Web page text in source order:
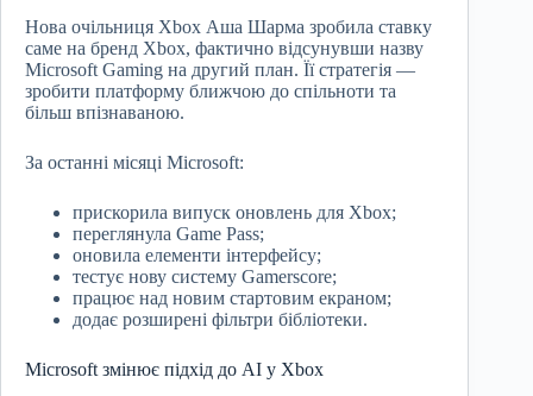
Нова очільниця Xbox Аша Шарма зробила ставку
саме на бренд Xbox, фактично відсунувши назву
Microsoft Gaming на другий план. Її стратегія —
зробити платформу ближчою до спільноти та
більш впізнаваною.
За останні місяці Microsoft:
прискорила випуск оновлень для Xbox;
переглянула Game Pass;
оновила елементи інтерфейсу;
тестує нову систему Gamerscore;
працює над новим стартовим екраном;
додає розширені фільтри бібліотеки.
Microsoft змінює підхід до AI у Xbox